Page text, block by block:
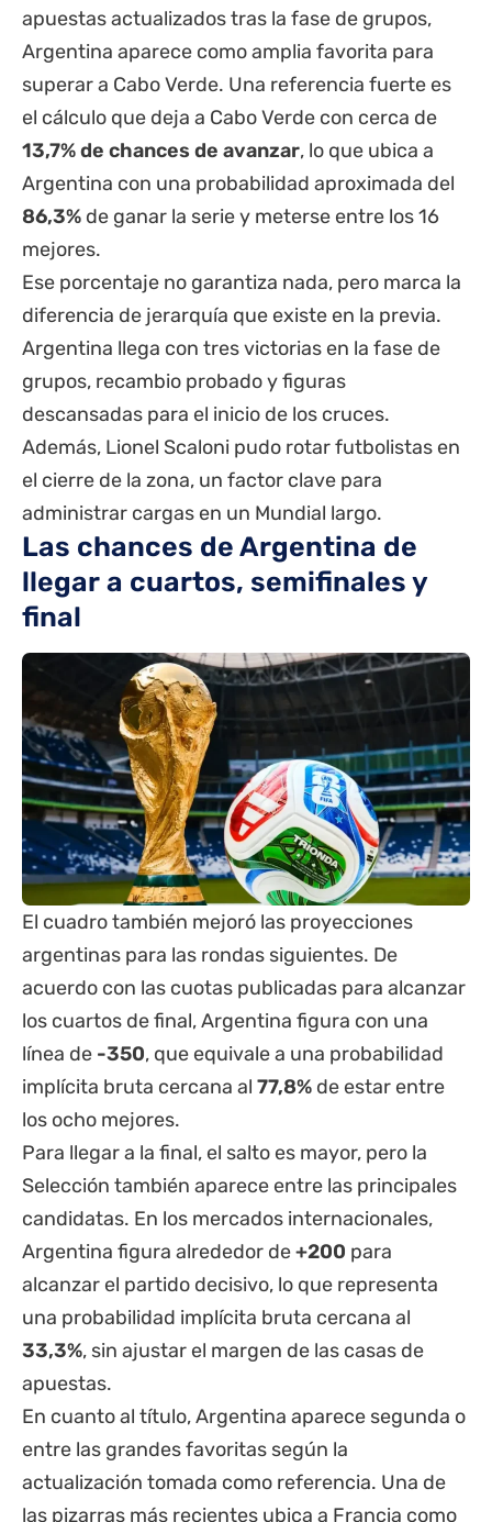
apuestas actualizados tras la fase de grupos,
Argentina aparece como amplia favorita para
superar a Cabo Verde. Una referencia fuerte es
el cálculo que deja a Cabo Verde con cerca de
13,7% de chances de avanzar, lo que ubica a
Argentina con una probabilidad aproximada del
86,3% de ganar la serie y meterse entre los 16
mejores.
Ese porcentaje no garantiza nada, pero marca la
diferencia de jerarquía que existe en la previa.
Argentina llega con tres victorias en la fase de
grupos, recambio probado y figuras
descansadas para el inicio de los cruces.
Además, Lionel Scaloni pudo rotar futbolistas en
el cierre de la zona, un factor clave para
administrar cargas en un Mundial largo.
Las chances de Argentina de
llegar a cuartos, semifinales y
final
El cuadro también mejoró las proyecciones
argentinas para las rondas siguientes. De
acuerdo con las cuotas publicadas para alcanzar
los cuartos de final, Argentina figura con una
línea de -350, que equivale a una probabilidad
implícita bruta cercana al 77,8% de estar entre
los ocho mejores.
Para llegar a la final, el salto es mayor, pero la
Selección también aparece entre las principales
candidatas. En los mercados internacionales,
Argentina figura alrededor de+200 para
alcanzar el partido decisivo, lo que representa
una probabilidad implícita bruta cercana al
33,3%, sin ajustar el margen de las casas de
apuestas.
En cuanto al título, Argentina aparece segunda o
entre las grandes favoritas según la
actualización tomada como referencia. Una de
las pizarras más recientes ubica a Francia como